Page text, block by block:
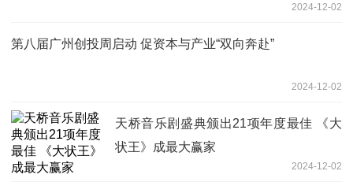
2024-12-02
第八届广州创投周启动 促资本与产业“双向奔赴”
2024-12-02
天桥音乐剧盛典颁出21项年度最佳 《大
状王》成最大赢家
2024-12-02